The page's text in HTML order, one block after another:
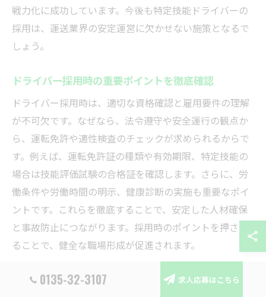
戦力化に成功しています。今後も特定技能ドライバーの
採用は、運送業界の安定運営に欠かせない施策となるで
しょう。
ドライバー採用時の重要ポイントを徹底確認
ドライバー採用時は、適切な資格確認と雇用要件の理解
が不可欠です。なぜなら、法令遵守や安全運行の観点か
ら、運転免許や適性検査のチェックが求められるからで
す。例えば、運転免許証の種類や有効期限、特定技能の
場合は技能評価試験の合格証を確認します。さらに、労
働条件や労働時間の明示、健康診断の実施も重要なポイ
ントです。これらを徹底することで、安定した人材確保
と事故防止につながります。採用時のポイントを押さえ
ることで、健全な職場形成が促進されます。
外国人ドライバー採用の手順と現場対応法
0135-32-3107 求人応募はこちら